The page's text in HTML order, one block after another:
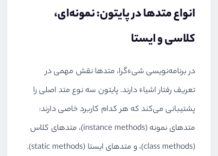
انواع متدها در پایتون: نمونه‌ای،
کلاسی و ایستا
در برنامه‌نویسی شیءگرا، متدها نقش مهمی در
تعریف رفتار اشیاء دارند. پایتون سه نوع متد اصلی را
پشتیبانی می‌کند که هر کدام کاربرد خاصی دارند:
متدهای نمونه (instance methods)، متدهای کلاس
(class methods)، و متدهای ایستا (static methods).